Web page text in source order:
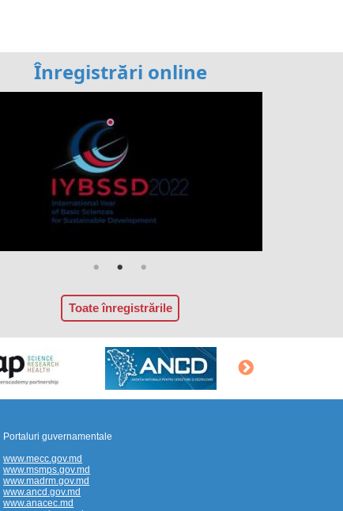
Înregistrări online
Toate înregistrările
Portaluri guvernamentale
www.mecc.gov.md
www.msmps.gov.md
www.madrm.gov.md
www.ancd.gov.md
www.anacec.md